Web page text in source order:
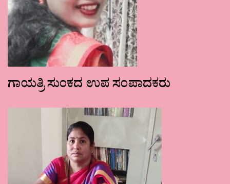
ಗಾಯತ್ರಿ ಸುಂಕದ ಉಪ ಸಂಪಾದಕರು